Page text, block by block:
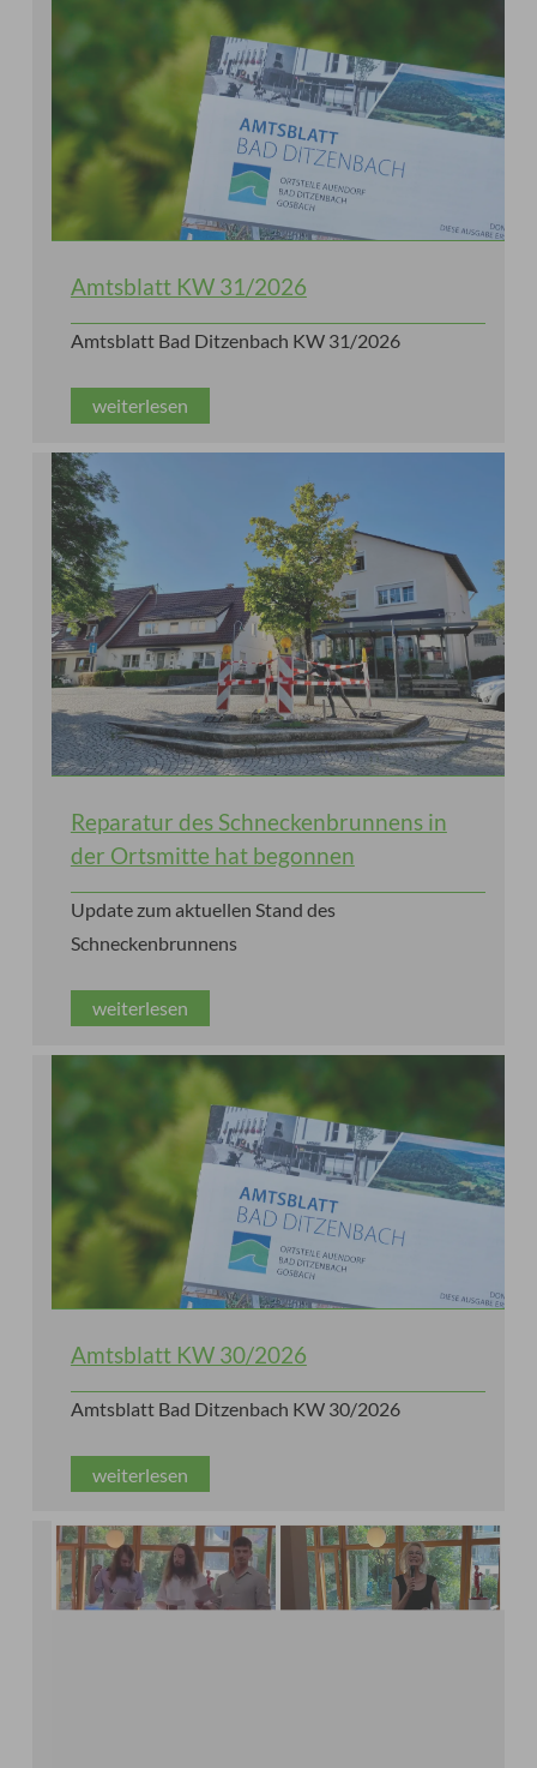
Amtsblatt KW 31/2026
Amtsblatt Bad Ditzenbach KW 31/2026
weiterlesen
Reparatur des Schneckenbrunnens in
der Ortsmitte hat begonnen
Schneckenbrunnens
weiterlesen
Amtsblatt KW 30/2026
Amtsblatt Bad Ditzenbach KW 30/2026
weiterlesen